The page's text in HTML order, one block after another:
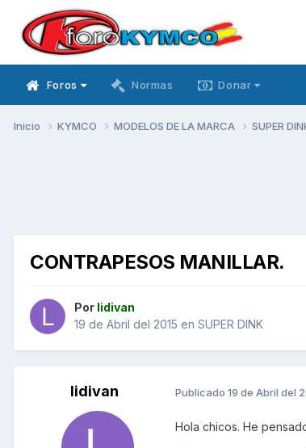
Foros Normas Donar
Inicio KYMCO MODELOS DE LA MARCA SUPER
CONTRAPESOS MANILLAR.
Por lidivan
19 de Abril del 2015 en SUPER DINK
lidivan Publicado 19 de Abril del
Hola chicos. He